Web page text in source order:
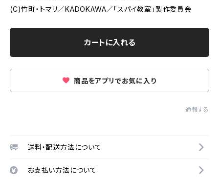
(C)竹町・トマリ／KADOKAWA／「スパイ教室」製作委員会
カートに入れる
商品をアプリでお気に入り
通報する
送料・配送方法について
お支払い方法について